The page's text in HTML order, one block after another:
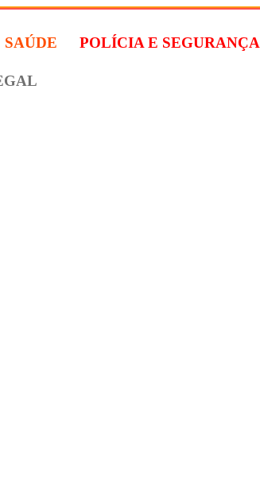
SAÚDE POLÍCIA E SEGURANÇA